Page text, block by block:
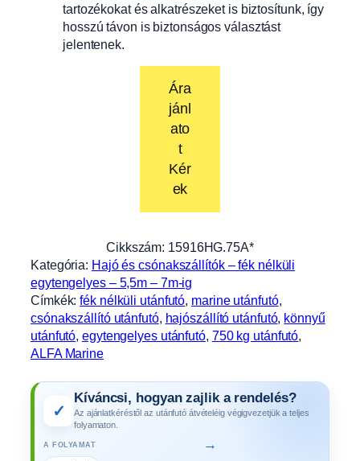
tartozékokat és alkatrészeket is biztosítunk, így
hosszú távon is biztonságos választást
jelentenek.
Ára
jánl
ato
t
Kér
ek
Cikkszám: 15916HG.75A*
Kategória: Hajó és csónakszállítók – fék nélküli
egytengelyes – 5,5m – 7m-ig
Címkék:fék nélküli utánfutó, marine utánfutó
csónakszállító utánfutó, hajószállító utánfutó, könnyű
utánfutó, egytengelyes utánfutó, 750 kg utánfutó
ALFA Marine
✓
Kíváncsi, hogyan zajlik a rendelés?
Az ajánlatkéréstől az utánfutó átvételéig végigvezetjük a teljes
folyamaton.
A FOLYAMAT →